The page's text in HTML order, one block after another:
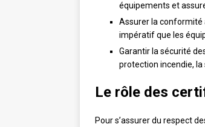
équipements et
Assurer la conformité
impératif que les
Garantir la sécurité
protection incendie, la
Le rôle des
Pour s’assurer du respect